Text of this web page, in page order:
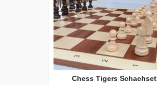
Chess Tigers Schachset